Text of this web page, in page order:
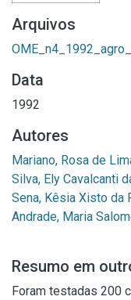
Arquivos
Data
1992
Autores
Mariano, Rosa de
Silva, Ely Cavalcanti
Sena, Kêsia Xisto da
Andrade, Maria
Resumo em
Foram testadas 200